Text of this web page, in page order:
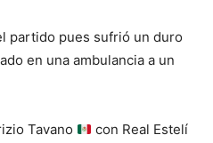
partido pues sufrió un duro
en una ambulancia a un
Tavano
con Real Estelí